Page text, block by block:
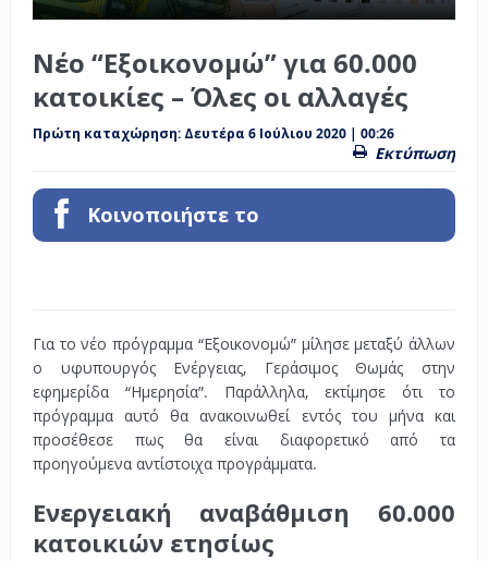
Νέο “Εξοικονομώ” για 60.000
κατοικίες – Όλες οι αλλαγές
Πρώτη καταχώρηση: Δευτέρα 6 Ιούλιου 2020 | 00:26
Εκτύπωση
Κοινοποιήστε το
Για το νέο πρόγραμμα “Εξοικονομώ” μίλησε μεταξύ άλλων
ο υφυπουργός Ενέργειας, Γεράσιμος Θωμάςστην
εφημερίδα “Ημερησία”. Παράλληλα, εκτίμησε ότι το
πρόγραμμα αυτό θα ανακοινωθεί εντός του μήνα και
προσέθεσε πως θα είναι διαφορετικό από τα
προηγούμενα αντίστοιχα προγράμματα.
Eνεργειακή αναβάθμιση 60.000
κατοικιών ετησίως